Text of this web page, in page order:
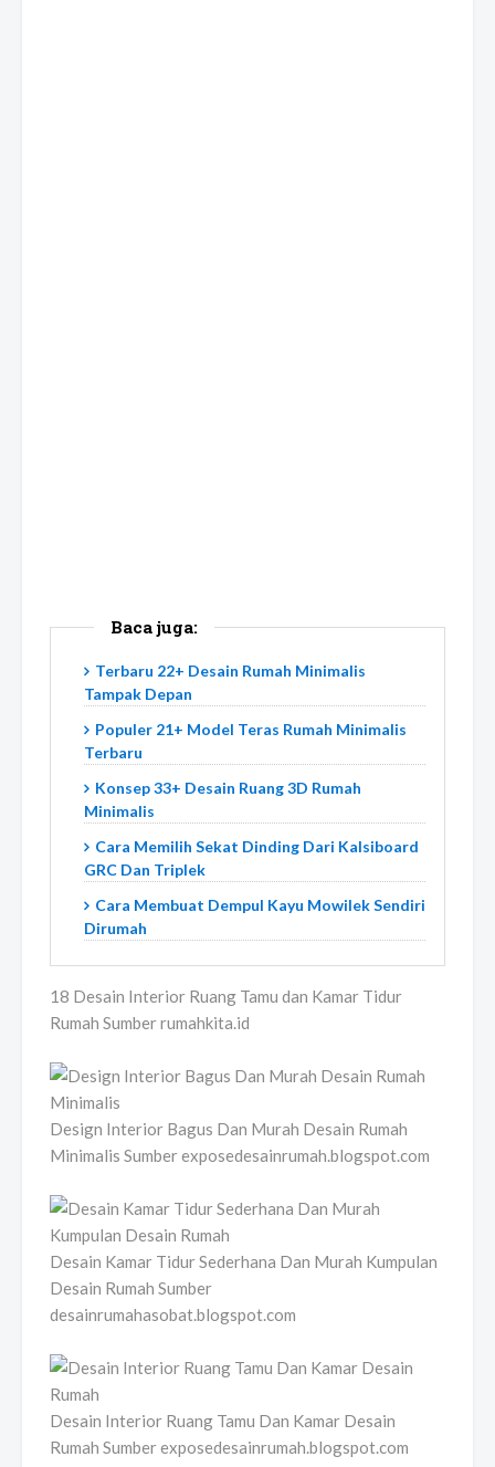
Baca juga:
Terbaru 22+ Desain Rumah Minimalis
Tampak Depan
Populer 21+ Model Teras Rumah Minimalis
Terbaru
Konsep 33+ Desain Ruang 3D Rumah
Minimalis
Cara Memilih Sekat Dinding Dari Kalsiboard
GRC Dan Triplek
Cara Membuat Dempul Kayu Mowilek Sendiri
Dirumah
18 Desain Interior Ruang Tamu dan Kamar Tidur
Rumah Sumber rumahkita.id
Design Interior Bagus Dan Murah Desain Rumah
Minimalis Sumber exposedesainrumah.blogspot.com
Desain Kamar Tidur Sederhana Dan Murah Kumpulan
Desain Rumah Sumber
desainrumahasobat.blogspot.com
Desain Interior Ruang Tamu Dan Kamar Desain
Rumah Sumber exposedesainrumah.blogspot.com